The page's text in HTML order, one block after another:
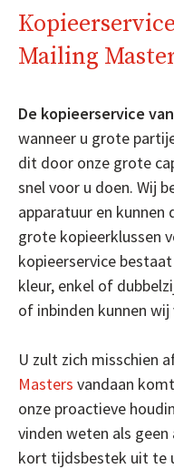
Mailing
De kopieerservice
wanneer u grote
dit door onze grote
snel voor u doen. Wij
apparatuur en
grote kopieerklussen
kopieerservice
kleur, enkel of
of inbinden kunnen
U zult zich misschien
Masters vandaan
onze proactieve
vinden weten als
kort tijdsbestek uit te